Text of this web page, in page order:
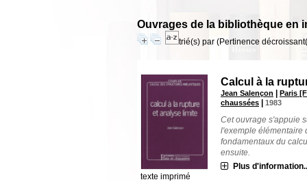
Ouvrages de la bibliothèque en
trié(s) par (Pertinence
texte imprimé
Calcul à la
Jean Salençon |Paris
chaussées |1983
Cet ouvrage s'appuie
l'exemple élémentaire
fondamentaux du
ensuite.
Plus